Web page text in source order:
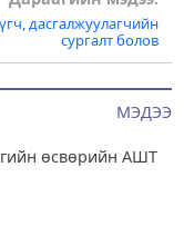
МЭДЭЭ
өсвөрийн АШТ
дасгалжуулагчийн
сургалт болов